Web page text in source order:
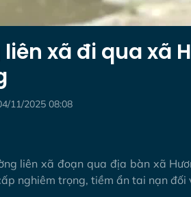
xã đi qua xã
11/2025 08:08
liên xã đoạn qua địa bàn xã
nghiêm trọng, tiềm ẩn tai nạn